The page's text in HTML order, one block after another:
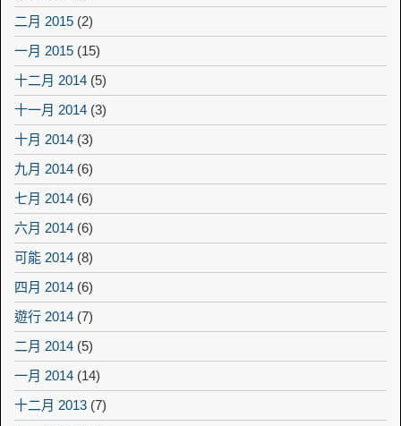
二月 2015 (2)
一月 2015 (15)
十二月 2014 (5)
十一月 2014 (3)
十月 2014 (3)
九月 2014 (6)
七月 2014 (6)
六月 2014 (6)
可能 2014 (8)
四月 2014 (6)
遊行 2014 (7)
二月 2014 (5)
一月 2014 (14)
十二月 2013 (7)